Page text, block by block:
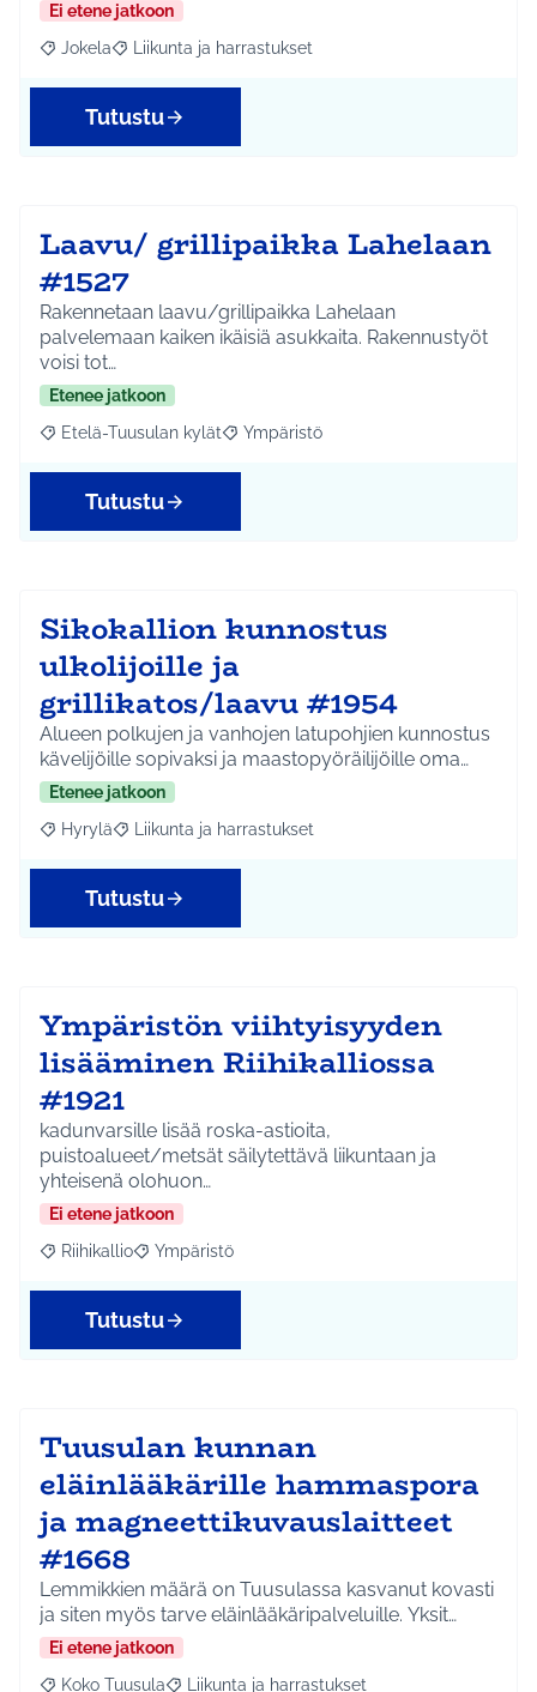
Ei etene jatkoon
Rajaa tulokset aihepiirin mukaan: Jokela
Jokela Rajaa tulokset teeman mukaan: Liikunta ja
Liikunta ja harrastukset
Tutustu
Laavu/ grillipaikka Lahelaan
#1527
Rakennetaan laavu/grillipaikka Lahelaan
palvelemaan kaiken ikäisiä asukkaita. Rakennustyöt
voisi tot…
Etenee jatkoon
Rajaa tulokset aihepiirin mukaan: Etelä-Tuusulan kylät
Etelä-Tuusulan kylät Rajaa tulokset teeman mukaan:
Ympäristö
Tutustu
Sikokallion kunnostus
ulkolijoille ja
grillikatos/laavu #1954
Alueen polkujen ja vanhojen latupohjien kunnostus
kävelijöille sopivaksi ja maastopyöräilijöille oma…
Etenee jatkoon
Rajaa tulokset aihepiirin mukaan: Hyrylä
Hyrylä Rajaa tulokset teeman mukaan: Liikunta ja
Liikunta ja harrastukset
Tutustu
Ympäristön viihtyisyyden
lisääminen Riihikalliossa
#1921
kadunvarsille lisää roska-astioita,
puistoalueet/metsät säilytettävä liikuntaan ja
yhteisenä olohuon…
Ei etene jatkoon
Rajaa tulokset aihepiirin mukaan: Riihikallio
Riihikallio Rajaa tulokset teeman mukaan: Ympäristö
Ympäristö
Tutustu
Tuusulan kunnan
eläinlääkärille hammaspora
ja magneettikuvauslaitteet
#1668
Lemmikkien määrä on Tuusulassa kasvanut kovasti
ja siten myös tarve eläinlääkäripalveluille. Yksit…
Ei etene jatkoon
Koko Tuusula Liikunta ja harrastukset